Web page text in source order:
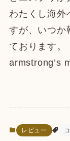
わたくし海外
すが、いつか
ております。
armstrong’s
レビュー